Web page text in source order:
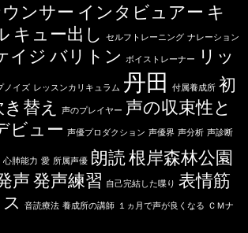
ンサー インタビュアー キ
キュー出し セルフトレーニング ナレーション
イジ バリトン ボイストレーナー
リッ
ノイズ レッスンカリキュラム 丹田 付属養成所 初
き替え 声のプレイヤー 声の収束性と
ビュー 声優プロダクション 声優界 声分析 声診断
心肺能力 愛 所属声優 朗読根岸森林公園
声 発声練習 自己完結した喋り 表情筋
音読療法 養成所の講師 １ヵ月で声が良くなる ＣＭナ